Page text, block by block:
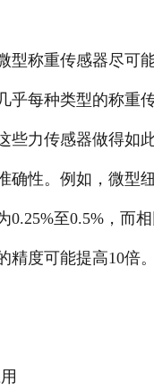
称重传感器尽可
乎每种类型的称重
些力传感器做得如
确性。例如，微型
0.25%至0.5%，而
精度可能提高10倍。